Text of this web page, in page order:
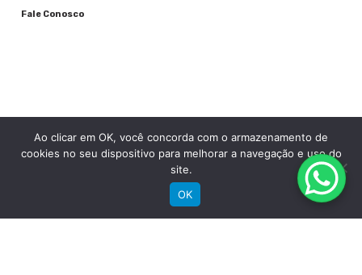
Fale Conosco
RECEBA NOSSAS NOVIDADES POR E-MAIL
Ao clicar em OK, você concorda com o armazenamento de
cookies no seu dispositivo para melhorar a navegação e uso do
site.
OK